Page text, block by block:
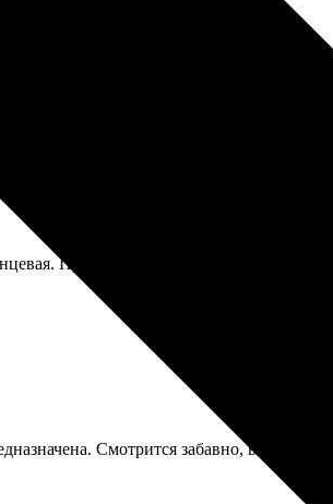
Пришлось переделывать в другом
Смотрится забавно, внук